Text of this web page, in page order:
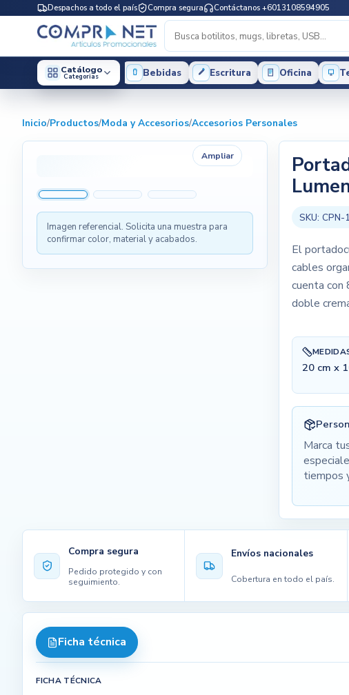
Despachos a todo el país Compra segura Contáctanos +6013108594905
Catálogo
Categorias Bebidas Escritura Oficina
Inicio/Productos/Moda y Accesorios/Accesorios Personales
Ampliar
Imagen referencial. Solicita una muestra para
confirmar color, material y acabados.
SKU: CPN-
El
cables
cuenta con
doble
20 cm x
Marca
tiempos
Compra segura
Pedido protegido y con
seguimiento.
Envíos nacionales
Cobertura en todo el país.
Ficha técnica
FICHA TÉCNICA